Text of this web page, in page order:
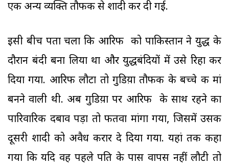
एक अन्य व्यक्ति तौफीक से शादी कर दी गई.
इसी बीच पता चला कि आरिफ को पाकिस्तान ने युद्ध के
दौरान बंदी बना लिया था और युद्धबंदियों में उसे रिहा कर
दिया गया. आरिफ लौटा तो गुडिय़ा तौफीक के बच्चे की मां
बनने वाली थी. अब गुडिय़ा पर आरिफ के साथ रहने का
पारिवारिक दबाव पड़ा तो फतवा मांगा गया, जिसमें उसकी
दूसरी शादी को अवैध करार दे दिया गया. यहां तक कहा
गया कि यदि वह पहले पति के पास वापस नहीं लौटी तो